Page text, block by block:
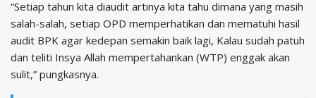
“Setiap tahun kita diaudit artinya kita tahu dimana yang masih
salah-salah, setiap OPD memperhatikan dan mematuhi hasil
audit BPK agar kedepan semakin baik lagi, Kalau sudah patuh
dan teliti Insya Allah mempertahankan (WTP) enggak akan
sulit,” pungkasnya.